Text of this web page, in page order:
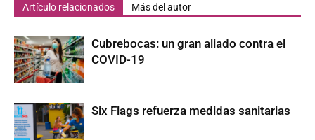
Artículo relacionados Más del autor
Cubrebocas: un gran aliado contra el
COVID-19
Six Flags refuerza medidas sanitarias